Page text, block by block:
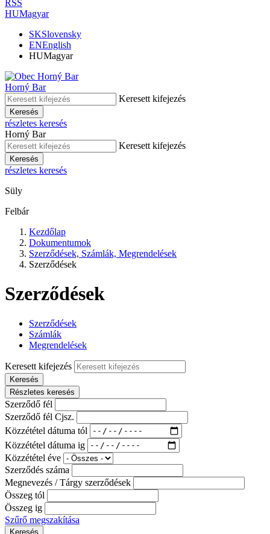
RSS
HUMagyar
SKSlovensky
ENEnglish
HUMagyar
Horný Bar
Keresett kifejezés
Keresés
részletes keresés
Horný Bar
Keresett kifejezés
Keresés
részletes keresés
Süly
Felbár
Kezdőlap
Dokumentumok
Szerződések, Számlák, Megrendelések
Szerződések
Szerződések
Szerződések
Számlák
Megrendelések
Keresett kifejezés
Keresés
Részletes keresés
Szerződő fél
Szerződő fél Cjsz.
Közzététel dátuma tól
Közzététel dátuma ig
Közzététel éve
Szerződés száma
Megnevezés / Tárgy szerződések
Összeg tól
Összeg ig
Szűrő megszakítása